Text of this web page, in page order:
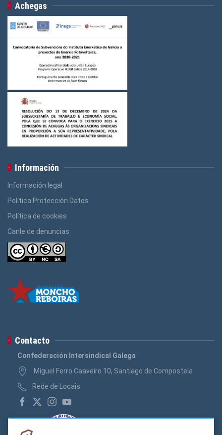
Achegas
Información
Información legal
Política Protección Datos
Política de cookies
Canle de denuncias
Contacto
Confederación Intersindical Galega
Miguel Ferro Caaveiro 10, Santiago de Compostela
Rede de Locais